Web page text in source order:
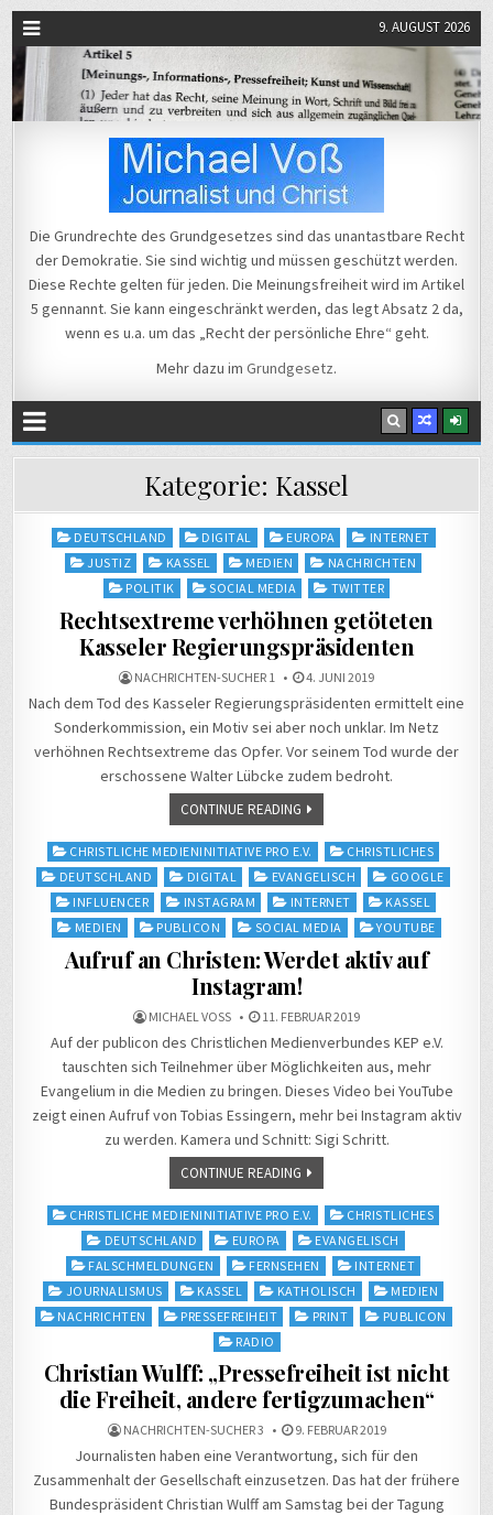
9. AUGUST 2026
Michael Voß
Die Grundrechte des Grundgesetzes sind das unantastbare Recht
der Demokratie. Sie sind wichtig und müssen geschützt werden.
Diese Rechte gelten für jeden. Die Meinungsfreiheit wird im Artikel
5 gennannt. Sie kann eingeschränkt werden, das legt Absatz 2 da,
wenn es u.a. um das „Recht der persönliche Ehre“ geht.
Mehr dazu im Grundgesetz.
Kategorie: Kassel
Posted
DEUTSCHLAND DIGITAL EUROPA
INTERNET
JUSTIZ
KASSEL MEDIEN
NACHRICHTEN
POLITIK
SOCIAL MEDIA TWITTER
Rechtsextreme verhöhnen getöteten
Kasseler Regierungspräsidenten
NACHRICHTEN-SUCHER 1 4. JUNI 2019
Nach dem Tod des Kasseler Regierungspräsidenten ermittelt eine
Sonderkommission, ein Motiv sei aber noch unklar. Im Netz
verhöhnen Rechtsextreme das Opfer. Vor seinem Tod wurde der
erschossene Walter Lübcke zudem bedroht.
CONTINUE READING
Posted
in
CHRISTLICHE MEDIENINITIATIVE PRO E.V.
CHRISTLICHES
DEUTSCHLAND
DIGITAL EVANGELISCH
GOOGLE
INFLUENCER
INSTAGRAM INTERNET
KASSEL
MEDIEN
PUBLICON SOCIAL MEDIA YOUTUBE
Aufruf an Christen: Werdet aktiv auf
Instagram!
MICHAEL VOSS 11. FEBRUAR 2019
Auf der publicon des Christlichen Medienverbundes KEP e.V.
tauschten sich Teilnehmer über Möglichkeiten aus, mehr
Evangelium in die Medien zu bringen. Dieses Video bei YouTube
zeigt einen Aufruf von Tobias Essingern, mehr bei Instagram aktiv
zu werden. Kamera und Schnitt: Sigi Schritt.
CONTINUE READING
Posted
CHRISTLICHE MEDIENINITIATIVE PRO E.V.
CHRISTLICHES
DEUTSCHLAND
EUROPA
EVANGELISCH
FALSCHMELDUNGEN
FERNSEHEN
INTERNET
JOURNALISMUS
KASSEL KATHOLISCH
MEDIEN
NACHRICHTEN
PRESSEFREIHEIT PRINT
PUBLICON
RADIO
Christian Wulff: „Pressefreiheit ist nicht
die Freiheit, andere fertigzumachen“
NACHRICHTEN-SUCHER 3 9. FEBRUAR 2019
Journalisten haben eine Verantwortung, sich für den
Zusammenhalt der Gesellschaft einzusetzen. Das hat der frühere
Bundespräsident Christian Wulff am Samstag bei der Tagung